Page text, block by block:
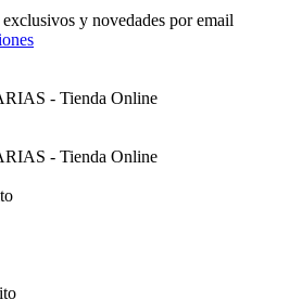
y novedades por email